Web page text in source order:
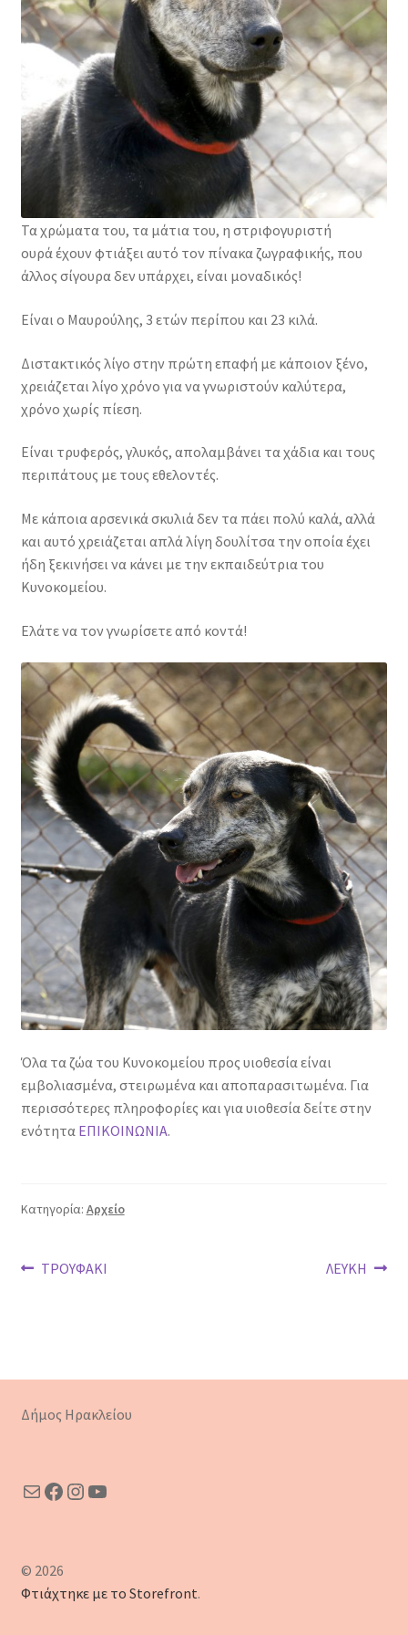
Φιλοζωικά Σωματεία
Τα χρώματα του, τα μάτια του, η στριφογυριστή
ουρά έχουν φτιάξει αυτό τον πίνακα ζωγραφικής, που
άλλος σίγουρα δεν υπάρχει, είναι μοναδικός!
Είναι ο Μαυρούλης, 3 ετών περίπου και 23 κιλά.
Διστακτικός λίγο στην πρώτη επαφή με κάποιον ξένο,
χρειάζεται λίγο χρόνο για να γνωριστούν καλύτερα,
χρόνο χωρίς πίεση.
Είναι τρυφερός, γλυκός, απολαμβάνει τα χάδια και τους
περιπάτους με τους εθελοντές.
Με κάποια αρσενικά σκυλιά δεν τα πάει πολύ καλά, αλλά
και αυτό χρειάζεται απλά λίγη δουλίτσα την οποία έχει
ήδη ξεκινήσει να κάνει με την εκπαιδεύτρια του
Κυνοκομείου.
Ελάτε να τον γνωρίσετε από κοντά!
Όλα τα ζώα του Κυνοκομείου προς υιοθεσία είναι
εμβολιασμένα, στειρωμένα και αποπαρασιτωμένα. Για
περισσότερες πληροφορίες και για υιοθεσία δείτε στην
ενότητα ΕΠΙΚΟΙΝΩΝΙΑ.
Κατηγορία: Αρχείο
Πλοήγηση
Προηγούμενο
ΤΡΟΥΦΑΚΙ
Επόμενο
ΛΕΥΚΗ
Δήμος Ηρακλείου
MailFacebook
Instagram
YouTube
© 2026
Φτιάχτηκε με το Storefront.